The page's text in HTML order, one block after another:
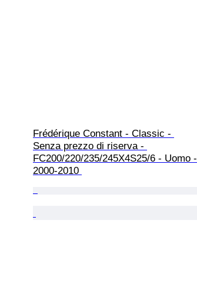
Frédérique Constant - Classic -
Senza prezzo di riserva -
FC200/220/235/245X4S25/6 - Uomo -
2000-2010